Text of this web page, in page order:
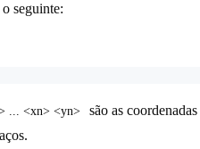
seguinte:
... <xn> <yn> são as